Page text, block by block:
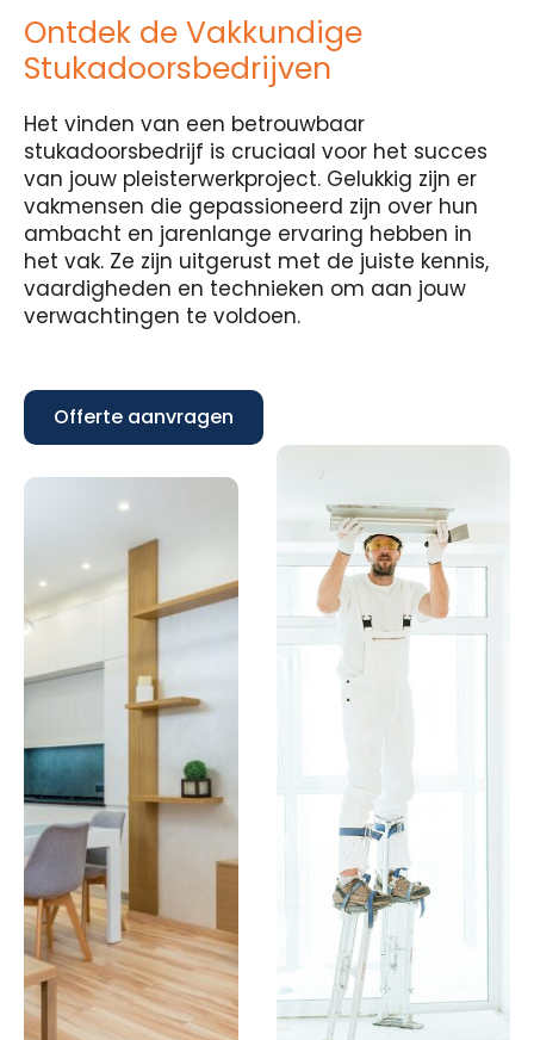
Ontdek de Vakkundige
Stukadoorsbedrijven
Het vinden van een betrouwbaar
stukadoorsbedrijf is cruciaal voor het succes
van jouw pleisterwerkproject. Gelukkig zijn er
vakmensen die gepassioneerd zijn over hun
ambacht en jarenlange ervaring hebben in
het vak. Ze zijn uitgerust met de juiste kennis,
vaardigheden en technieken om aan jouw
verwachtingen te voldoen.
Offerte aanvragen